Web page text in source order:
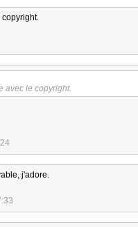
copyright.
avec le copyright.
j'adore.